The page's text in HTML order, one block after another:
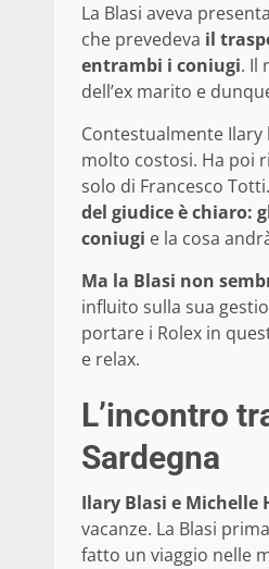
La Blasi aveva
che prevedeva il
entrambi i coniugi. Il
dell’ex marito e
Contestualmente
molto costosi. Ha poi
solo di Francesco
del giudice è chiaro:
coniugi e la cosa
Ma la Blasi non
influito sulla sua
portare i Rolex in
e relax.
L’incontro
Sardegna
Ilary Blasi e Michelle
vacanze. La Blasi
fatto un viaggio nelle